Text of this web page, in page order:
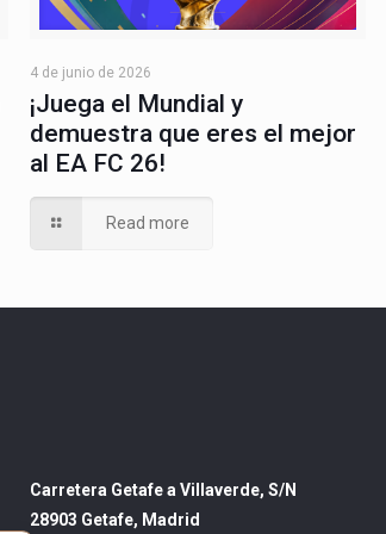
4 de junio de 2026
¡Juega el Mundial y
demuestra que eres el mejor
al EA FC 26!
Read more
Carretera Getafe a Villaverde, S/N
28903 Getafe, Madrid